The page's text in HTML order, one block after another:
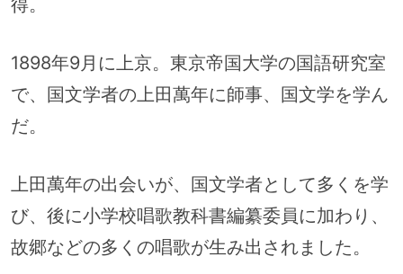
得。
1898年9月に上京。東京帝国大学の国語研究室
で、国文学者の上田萬年に師事、国文学を学ん
だ。
上田萬年の出会いが、国文学者として多くを学
び、後に小学校唱歌教科書編纂委員に加わり、
故郷などの多くの唱歌が生み出されました。